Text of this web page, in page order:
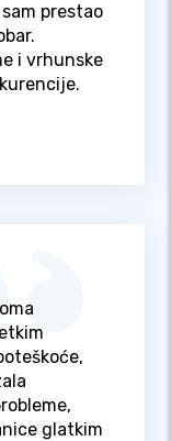
prestao
i vrhunske
glatkim